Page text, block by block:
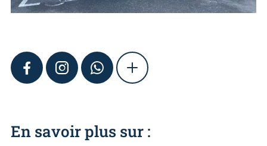
FACEBOOKINSTAGRAMWHATSAPPSHOW MORE
En savoir plus sur :